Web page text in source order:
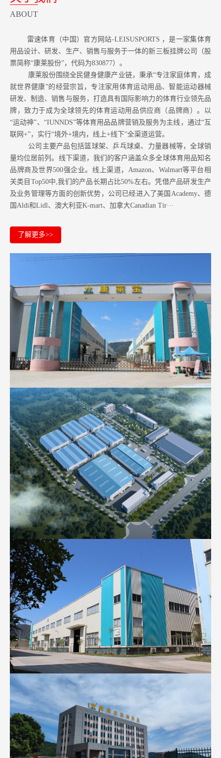
ABOUT
雷速体育（中国）官方网站-LEISUSPORTS ，是一家集体育
用品设计、研发、生产、销售与服务于一体的新三板挂牌公司（股
票简称“康莱股份”，代码为830877）。
康莱股份围绕全民健身健康产业链，秉承“专注家庭体育，成
就世界健康”的经营宗旨，专注家用体育运动用品、智能运动器械
研发、制造、销售与服务，打造具有国际影响力的体育行业领先品
牌，致力于成为全球领先的体育运动用品供应商（品牌商）。以
“运动神”、“IUNNDS”等体育用品品牌营销及服务为主线，通过“互
联网+”，实行“境外+境内，线上+线下”全渠道运营。
公司主要产品包括篮球架、乒乓球桌、力量器械等，全球销
量均位居前列。 线下渠道，我们的客户涵盖众多全球体育用品知名
品牌商及世界500强企业。 线上渠道，Amazon、Walmart等平台相
关类目Top50中,我们的产品长期占比50%左右。凭借产品研发生产
及业务管理等方面的创新优势，公司已经进入了美国Academy、德
国Aldi和Lidl、澳大利亚K-mart、加拿大Canadian Tir···
了解更多>>